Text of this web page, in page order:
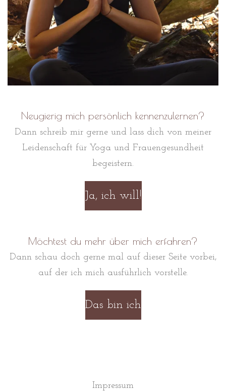
Neugierig mich persönlich kennenzulernen?
Dann schreib mir gerne und lass dich von meiner
Leidenschaft für Yoga und Frauengesundheit
begeistern.
Ja, ich will!
Möchtest du mehr über mich erfahren?
Dann schau doch gerne mal auf dieser Seite vorbei,
auf der ich mich ausführlich vorstelle.
Das bin ich
Impressum